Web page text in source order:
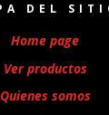
DEL
Home page
Ver productos
Quienes somos